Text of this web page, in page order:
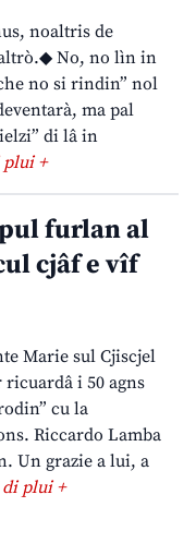
noaltris de
No, no lìn in
no si rindin” nol
ma pal
di lâ in
+
furlan al
cjâf e vîf
Marie sul Cjiscjel
i 50 agns
cu la
Riccardo Lamba
Un grazie a lui, a
plui +